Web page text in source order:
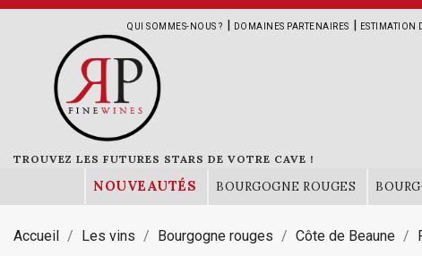
QUI SOMMES-NOUS ? | DOMAINES PARTENAIRES | ESTIMATION
TROUVEZ LES FUTURES STARS DE VOTRE CAVE !
NOUVEAUTÉS BOURGOGNE ROUGES
Accueil Les vins Bourgogne rouges Côte de Beaune